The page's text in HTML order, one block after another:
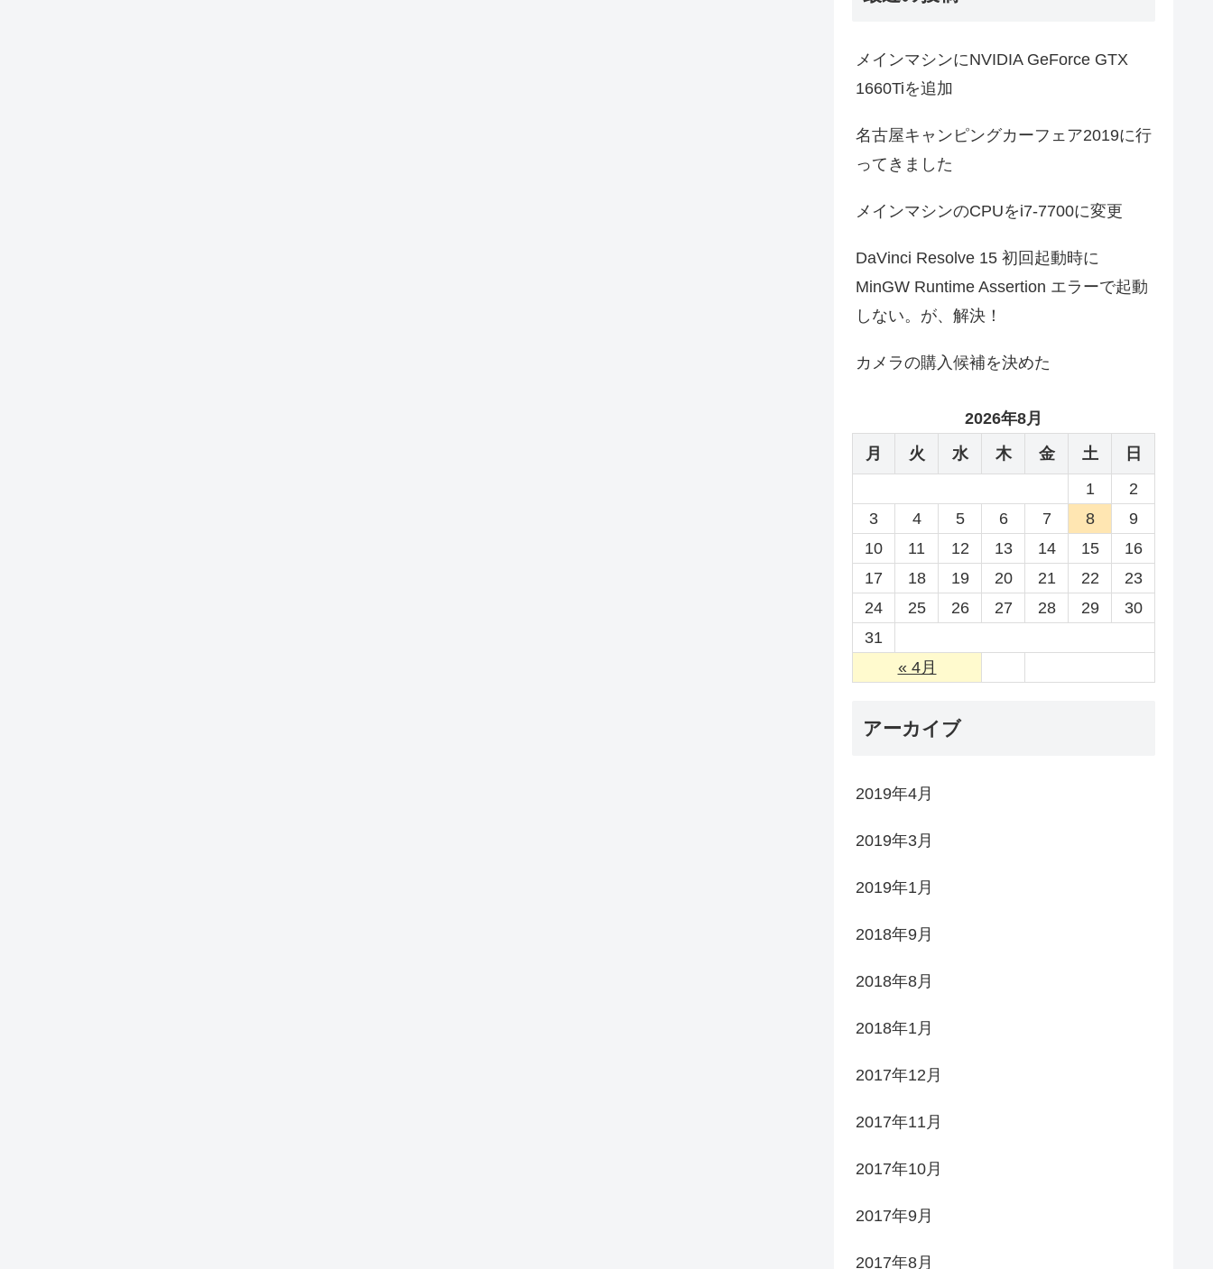
メインマシンにNVIDIA GeForce GTX
1660Tiを追加
名古屋キャンピングカーフェア2019に行
ってきました
メインマシンのCPUをi7-7700に変更
DaVinci Resolve 15 初回起動時に
MinGW Runtime Assertion エラーで起動
しない。が、解決！
カメラの購入候補を決めた
2026年8月
月
火 水 木 金 土 日
« 4月
1
2
3
4 5 6 7 8
9
10
11 12 13 14 15
16
17
18 19 20 21 22
23
24
25 26 27 28 29
30
31
アーカイブ
2019年4月
2019年3月
2019年1月
2018年9月
2018年8月
2018年1月
2017年12月
2017年11月
2017年10月
2017年9月
2017年8月